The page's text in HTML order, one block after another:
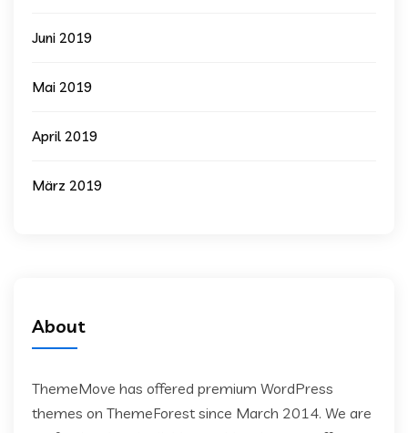
Juni 2019
Mai 2019
April 2019
März 2019
About
ThemeMove has offered premium WordPress
themes on ThemeForest since March 2014. We are